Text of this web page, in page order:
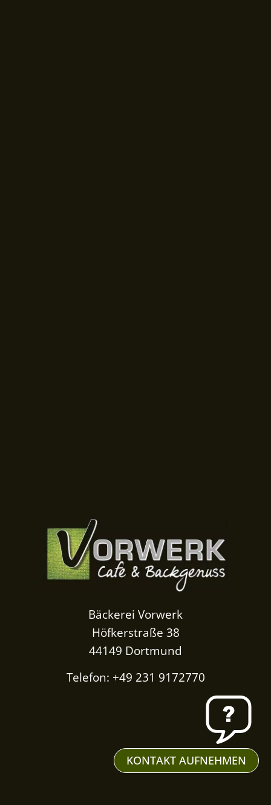
Bäckerei Vorwerk
Höfkerstraße 38
44149 Dortmund
Telefon: +49 231 9172770
KONTAKT AUFNEHMEN